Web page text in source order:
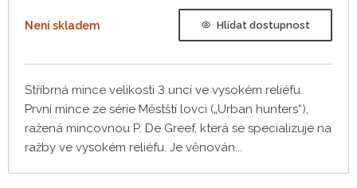
Není skladem Hlídat dostupnost
Stříbrná mince velikosti 3 uncí ve vysokém reliéfu.
První mince ze série Městští lovci („Urban hunters“),
ražená mincovnou P. De Greef, která se specializuje na
ražby ve vysokém reliéfu. Je věnován...